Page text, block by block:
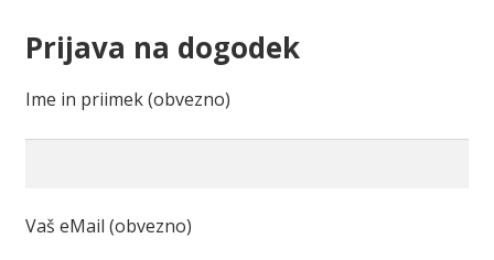
Prijava na dogodek
Ime in priimek (obvezno)
Vaš eMail (obvezno)